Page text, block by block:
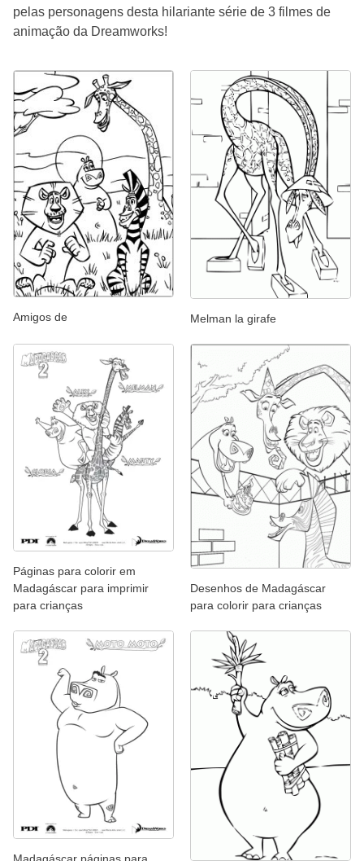
pelas personagens desta hilariante série de 3 filmes de
animação da Dreamworks!
Amigos de Melman la girafe
Páginas para colorir em
Madagáscar para imprimir
para crianças
Desenhos de Madagáscar
para colorir para crianças
Madagáscar páginas para